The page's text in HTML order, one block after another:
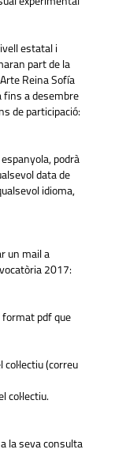
estatal i
part de la
Reina Sofía
fins a desembre
de participació:
podrà
data de
idioma,
un mail a
2017:
format pdf que
(correu
col·lectiu.
la seva consulta